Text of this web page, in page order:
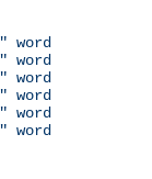
" word
" word
" word
" word
" word
" word